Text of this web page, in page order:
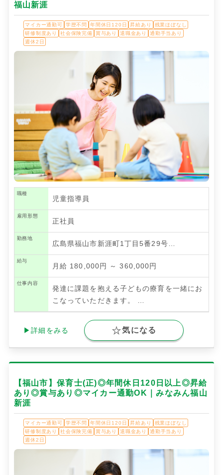
福山新涯
マイカー通勤可 学歴不問 年間休日120日 昇給あり
残業ほぼなし
研修制度あり
社会保険完備 賞与あり 退職金あり
通勤手当あり
週休2日
職種
児童指導員
雇用形態
正社員
勤務地
広島県福山市新涯町1丁目5番29号…
給与
月給 180,000円 ～ 360,000円
仕事内容
発達に課題を抱える子どもの療育を一緒にお
こなっていただきます。
▶詳細をみる 気になる
【福山市】保育士(正)◎年間休日120日以上◎昇給
あり◎賞与あり◎マイカー通勤OK｜みなみん福山
新涯
マイカー通勤可 学歴不問 年間休日120日 昇給あり
残業ほぼなし
研修制度あり
社会保険完備 賞与あり 退職金あり
通勤手当あり
週休2日